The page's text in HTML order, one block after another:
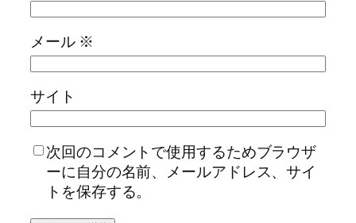
メール ※
サイト
次回のコメントで使用するためブラウザ
ーに自分の名前、メールアドレス、サイ
トを保存する。